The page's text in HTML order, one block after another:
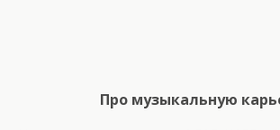
Про музыкальную